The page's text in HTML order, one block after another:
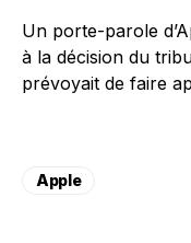
Un porte-parole
à la décision du
prévoyait de faire
Apple